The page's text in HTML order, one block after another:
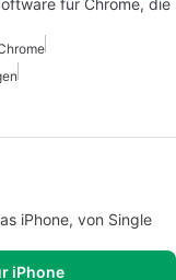
für Chrome, die
iPhone, von Single
iPhone